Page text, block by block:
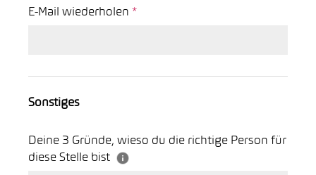
E-Mail wiederholen *
Sonstiges
Deine 3 Gründe, wieso du die richtige Person für
diese Stelle bist